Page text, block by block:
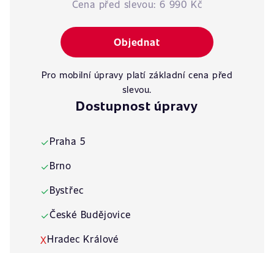
Cena před slevou: 6 990 Kč
Objednat
Pro mobilní úpravy platí základní cena před
slevou.
Dostupnost úpravy
✓Praha 5
✓Brno
✓Bystřec
✓České Budějovice
XHradec Králové